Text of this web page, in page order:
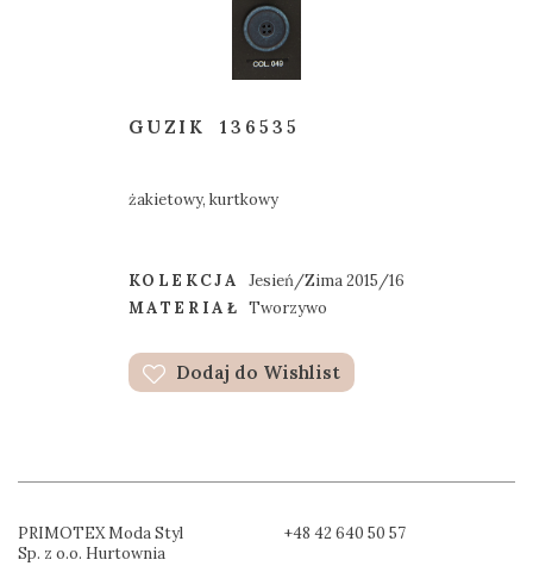
GUZIK 136535
żakietowy, kurtkowy
KOLEKCJA
Jesień/Zima 2015/16
MATERIAŁ Tworzywo
Dodaj do Wishlist
PRIMOTEX Moda Styl
Sp. z o.o. Hurtownia
+48 42 640 50 57